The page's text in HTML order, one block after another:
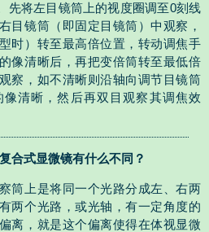
先将左目镜筒上的视度圈调至0刻线
目镜筒（即固定目镜筒）中观察，
时）转至最高倍位置，转动调焦手
像清晰后，再把变倍筒转至最低倍
察，如不清晰则沿轴向调节目镜筒
像清晰，然后再双目观察其调焦效
合式显微镜有什么不同？
筒上是将同一个光路分成左、右两
两个光路，或光轴，有一定角度的
离，就是这个偏离使得在体视显微